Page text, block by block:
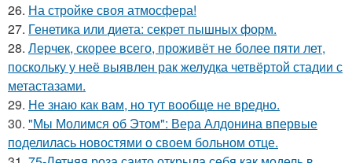
26. На стройке своя атмосфера!
27. Генетика или диета: секрет пышных форм.
28. Лерчек, скорее всего, проживёт не более пяти лет,
поскольку у неё выявлен рак желудка четвёртой стадии с
метастазами.
29. Не знаю как вам, но тут вообще не вредно.
30. "Мы Молимся об Этом": Вера Алдонина впервые
поделилась новостями о своем больном отце.